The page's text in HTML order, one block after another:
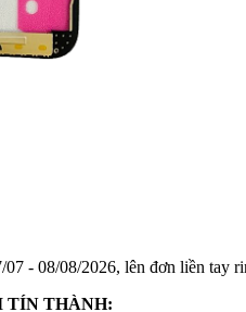
07 - 08/08/2026, lên đơn liền tay
TÍN THÀNH: